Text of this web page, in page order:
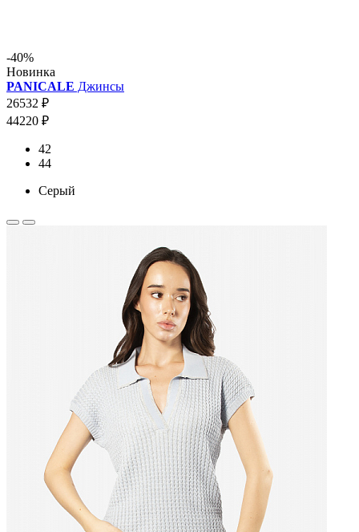
-40%
Новинка
PANICALE Джинсы
26532 ₽
44220 ₽
42
44
Серый